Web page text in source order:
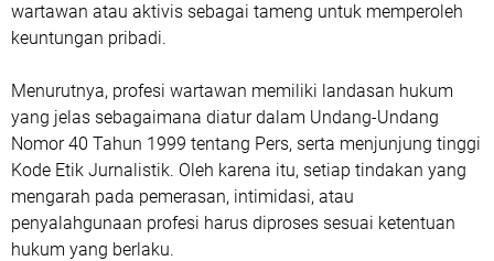
wartawan atau aktivis sebagai tameng untuk memperoleh
keuntungan pribadi.
Menurutnya, profesi wartawan memiliki landasan hukum
yang jelas sebagaimana diatur dalam Undang-Undang
Nomor 40 Tahun 1999 tentang Pers, serta menjunjung tinggi
Kode Etik Jurnalistik. Oleh karena itu, setiap tindakan yang
mengarah pada pemerasan, intimidasi, atau
penyalahgunaan profesi harus diproses sesuai ketentuan
hukum yang berlaku.